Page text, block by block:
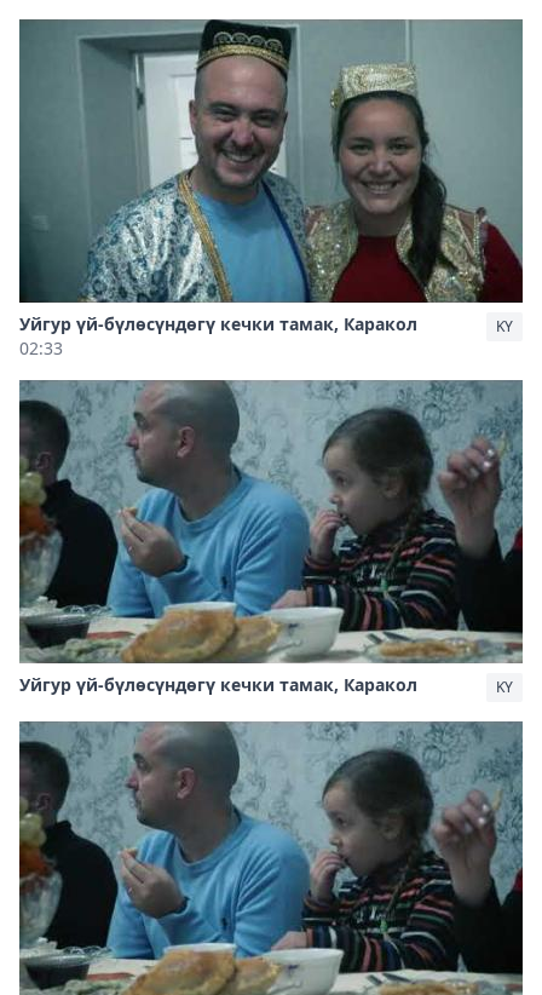
Уйгур үй-бүлөсүндөгү кечки тамак, Каракол
02:33
KY
Уйгур үй-бүлөсүндөгү кечки тамак, Каракол KY